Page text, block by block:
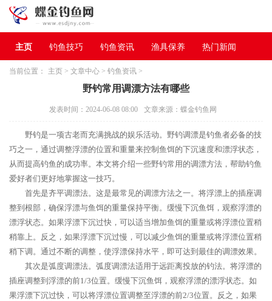
主页 钓鱼技巧 钓鱼资讯 渔具保养 热门新闻
当前位置： 主页 > 文章中心 > 钓鱼资讯 >
野钓常用调漂方法有哪些
发表时间：2024-06-08 08:00 文章来源：蝶金钓鱼网
野钓是一项古老而充满挑战的娱乐活动。野钓调漂是钓鱼者必备的技
巧之一，通过调整浮漂的位置和重量来控制鱼饵的下沉速度和漂浮状态，
从而提高钓鱼的成功率。本文将介绍一些野钓常用的调漂方法，帮助钓鱼
爱好者们更好地掌握这一技巧。
首先是齐平调漂法。这是最常见的调漂方法之一。将浮漂上的插座调
整到根部，确保浮漂与鱼饵的重量保持平衡。缓慢下沉鱼饵，观察浮漂的
漂浮状态。如果浮漂下沉过快，可以适当增加鱼饵的重量或将浮漂位置稍
稍靠上。反之，如果浮漂下沉过慢，可以减少鱼饵的重量或将浮漂位置稍
稍下调。通过不断的调整，使浮漂保持水平，即可达到最佳的调漂效果。
其次是弧度调漂法。弧度调漂法适用于远距离投放的钓法。将浮漂的
插座调整到浮漂的前1/3位置。缓慢下沉鱼饵，观察浮漂的漂浮状态。如
果浮漂下沉过快，可以将浮漂位置调整至浮漂的前2/3位置。反之，如果